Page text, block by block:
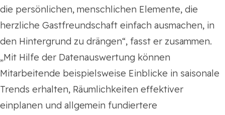
die persönlichen, menschlichen Elemente, die
herzliche Gastfreundschaft einfach ausmachen, in
den Hintergrund zu drängen“, fasst er zusammen.
„Mit Hilfe der Datenauswertung können
Mitarbeitende beispielsweise Einblicke in saisonale
Trends erhalten, Räumlichkeiten effektiver
einplanen und allgemein fundiertere